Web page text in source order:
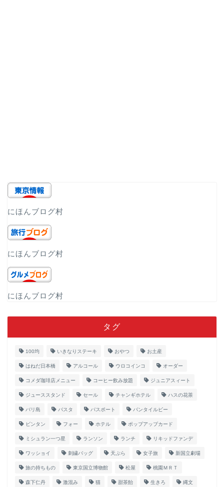
にほんブログ村
にほんブログ村
にほんブログ村
タグ
100均 いきなりステーキ おやつ お土産
はねだ日本橋 アルコール ウロコインコ オーダー
コメダ珈琲店メニュー コーヒー飲み放題 ジュニアスィート
ジューススタンド セール チャンギホテル ハスの花茶
バリ島 パスタ パスポート パンタイルビー
ビンタン フォー ホテル ポップアップカード
ミシュラン一つ星 ランソン ランチ リキッドファンデ
ワッショイ 刺繍バッグ 天ぷら 女子旅 新国立劇場
旅の持ちもの 東京国立博物館 松屋 桃園ＭＲＴ
森下仁丹 激混み 猫 甜茶飴 生きろ 縄文